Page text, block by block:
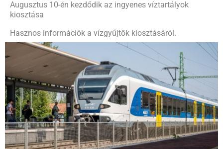
Augusztus 10-én kezdődik az ingyenes víztartályok
kiosztása
Hasznos információk a vízgyűjtők kiosztásáról.